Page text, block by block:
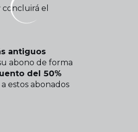
concluirá el
antiguos
abono de forma
del 50%
estos abonados